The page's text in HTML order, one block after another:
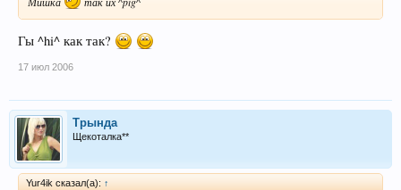
Гы ^hi^ как так?
17 июл 2006
Трында
Щекоталка**
Yur4ik сказал(а): ↑